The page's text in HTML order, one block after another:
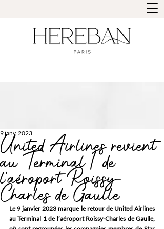
United Airlines revient
au Terminal 1 de
l’aéroport Roissy-
Charles de Gaulle
9 janv. 2023
Le 9 janvier 2023 marque le retour de United Airlines
au Terminal 1 de l’aéroport Roissy-Charles de Gaulle,